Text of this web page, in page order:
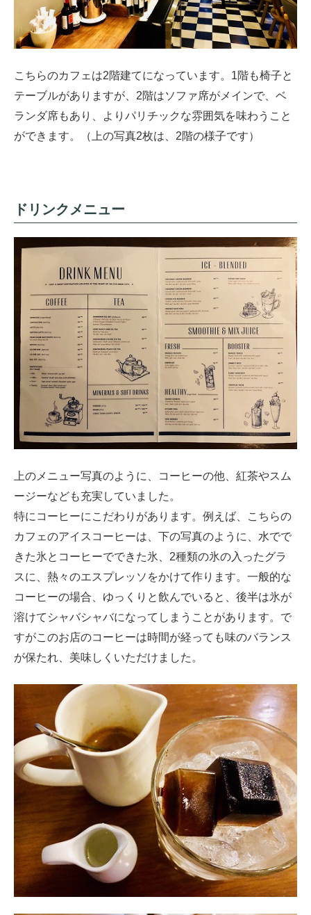
こちらのカフェは2階建てになっています。1階も椅子と
テーブルがありますが、2階はソファ席がメインで、ベ
ランダ席もあり、よりパリチックな雰囲気を味わうこと
ができます。（上の写真2枚は、2階の様子です）
ドリンクメニュー
上のメニュー写真のように、コーヒーの他、紅茶やスム
ージーなども充実していました。
特にコーヒーにこだわりがあります。例えば、こちらの
カフェのアイスコーヒーは、下の写真のように、水でで
きた氷とコーヒーでできた氷、2種類の氷の入ったグラ
スに、熱々のエスプレッソをかけて作ります。一般的な
コーヒーの場合、ゆっくりと飲んでいると、後半は氷が
溶けてシャバシャバになってしまうことがあります。で
すがこのお店のコーヒーは時間が経っても味のバランス
が保たれ、美味しくいただけました。